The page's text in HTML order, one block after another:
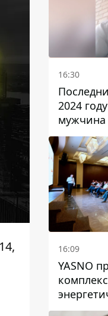
16:30
2024
мужчина
16:09
YASNO
для